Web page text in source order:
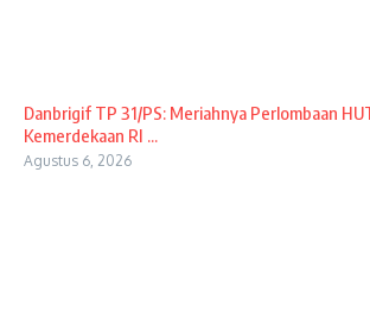
Danbrigif TP 31/PS: Meriahnya Perlombaan
Kemerdekaan RI ...
Agustus 6, 2026